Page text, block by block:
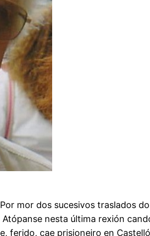
mor dos sucesivos traslados
nesta última rexión
ferido, cae prisioneiro en